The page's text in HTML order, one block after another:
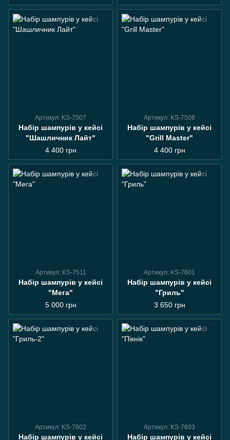
Артикул: KS-7507
Набір шампурів у кейсі
"Шашличник Лайт"
4 400 грн
Артикул: KS-7508
Набір шампурів у кейсі
"Grill Master"
4 400 грн
Артикул: KS-7511
Набір шампурів у кейсі
"Мега"
5 000 грн
Артикул: KS-7601
Набір шампурів у кейсі
"Гриль"
3 650 грн
Артикул: KS-7602
Набір шампурів у кейсі
Артикул: KS-7603
Набір шампурів у кейсі